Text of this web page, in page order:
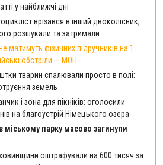
у найближчі дні
врізався в інший двоколісник,
розшукали та затримали
матимуть фізичних підручників на 1
обстріли — МОН
тварин спалювали просто в полі:
земель
і зона для пікніків: оголосили
на благоустрій Німецького озера
міському парку масово загинули
оштрафували на 600 тисяч за